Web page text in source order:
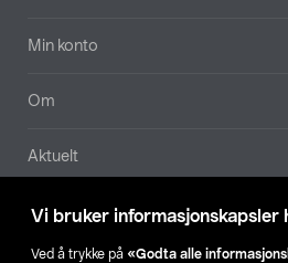
Vi bruker informasjonskapsler
Ved å trykke på «Godta alle
Min konto
Om
Aktuelt
Våre selskaper